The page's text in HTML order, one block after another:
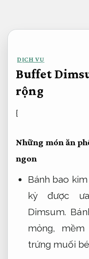
dungDỊCH VỤ
Buffet
rộng
{
Những món ăn
ngon
Bánh bao
kỳ được
Dimsum.
mỏng,
trứng muối